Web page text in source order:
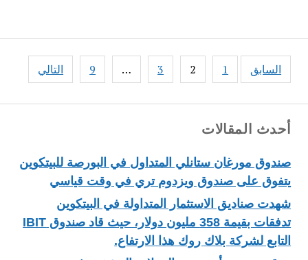
أحدث المقالات
صندوق مورغان ستانلي المتداول في البورصة للبيتكوين
يتفوق على صندوق ويزدوم تري في وقت قياسي
شهدت صناديق الاستثمار المتداولة في البيتكوين
تدفقات بقيمة 358 مليون دولار، حيث قاد صندوق IBIT
التابع لشركة بلاك روك هذا الارتفاع.
Posts
pagination
السابق 1
2
3
…
9 التالي